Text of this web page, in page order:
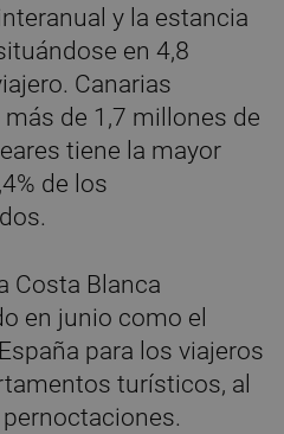
y la estancia
en 4,8
Canarias
de 1,7 millones de
tiene la mayor
de los
Costa Blanca
en junio como el
para los viajeros
turísticos, al